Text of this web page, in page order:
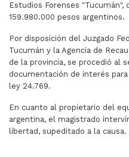
Estudios Forenses
159.980.000 pesos argentinos.
Por disposición del Juzgado
Tucumán y la Agencia de
de la provincia, se procedió al
documentación de interés
ley 24.769.
En cuanto al propietario del
argentina, el magistrado
libertad, supeditado a la causa.